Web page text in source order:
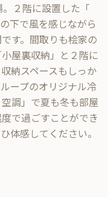
２階に設置した「
下で風を感じながら
す。間取りも桧家の
屋裏収納」と２階に
納スペースもしっか
ープのオリジナル冷
調」で夏も冬も部屋
で過ごすことができ
体感してください。